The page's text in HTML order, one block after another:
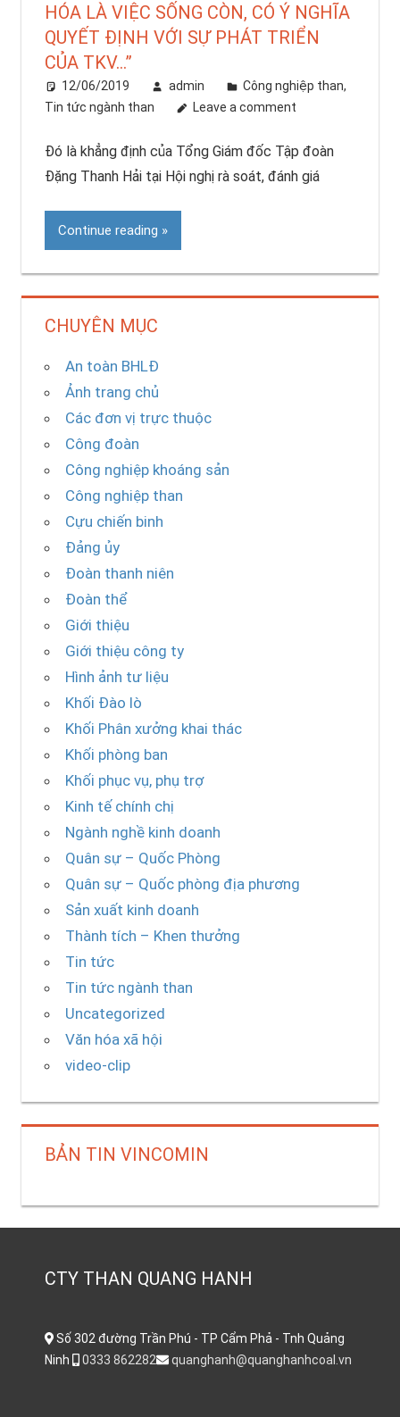
HÓA LÀ VIỆC SỐNG CÒN, CÓ Ý NGHĨA
QUYẾT ĐỊNH VỚI SỰ PHÁT TRIỂN
CỦA TKV…”
12/06/2019 admin Công nghiệp than,
Tin tức ngành than
Leave a comment
Đó là khẳng định của Tổng Giám đốc Tập đoàn
Đặng Thanh Hải tại Hội nghị rà soát, đánh giá
Continue reading
CHUYÊN MỤC
An toàn BHLĐ
Ảnh trang chủ
Các đơn vị trực thuộc
Công đoàn
Công nghiệp khoáng sản
Công nghiệp than
Cựu chiến binh
Đảng ủy
Đoàn thanh niên
Đoàn thể
Giới thiệu
Giới thiệu công ty
Hình ảnh tư liệu
Khối Đào lò
Khối Phân xưởng khai thác
Khối phòng ban
Khối phục vụ, phụ trợ
Kinh tế chính chị
Ngành nghề kinh doanh
Quân sự – Quốc Phòng
Quân sự – Quốc phòng địa phương
Sản xuất kinh doanh
Thành tích – Khen thưởng
Tin tức
Tin tức ngành than
Uncategorized
Văn hóa xã hội
video-clip
BẢN TIN VINCOMIN
CTY THAN QUANG HANH
Số 302 đường Trần Phú - TP Cẩm Phả - Tnh Quảng
Ninh
0333 862282 quanghanh@quanghanhcoal.vn